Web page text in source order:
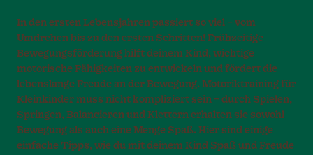
In den ersten Lebensjahren passiert so viel – vom
Umdrehen bis zu den ersten Schritten! Frühzeitige
Bewegungsförderung hilft deinem Kind, wichtige
motorische Fähigkeiten zu entwickeln und fördert die
lebenslange Freude an der Bewegung. Motoriktraining für
Kleinkinder muss nicht kompliziert sein – durch Spielen,
Springen, Balancieren und Klettern erhalten sie sowohl
Bewegung als auch eine Menge Spaß. Hier sind einige
einfache Tipps, wie du mit deinem Kind Spaß und Freude